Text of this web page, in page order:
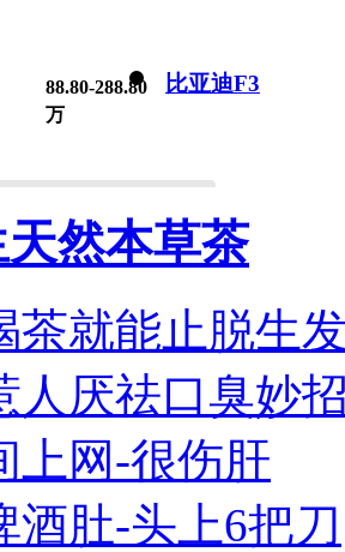
88.80-288.80
万
比亚迪F3
然本草茶
茶就能止脱生
人厌祛口臭妙
上网-很伤肝
酒肚-头上6把刀